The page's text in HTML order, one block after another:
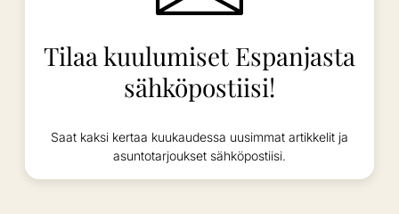
Tilaa kuulumiset Espanjasta
sähköpostiisi!
Saat kaksi kertaa kuukaudessa uusimmat artikkelit ja
asuntotarjoukset sähköpostiisi.